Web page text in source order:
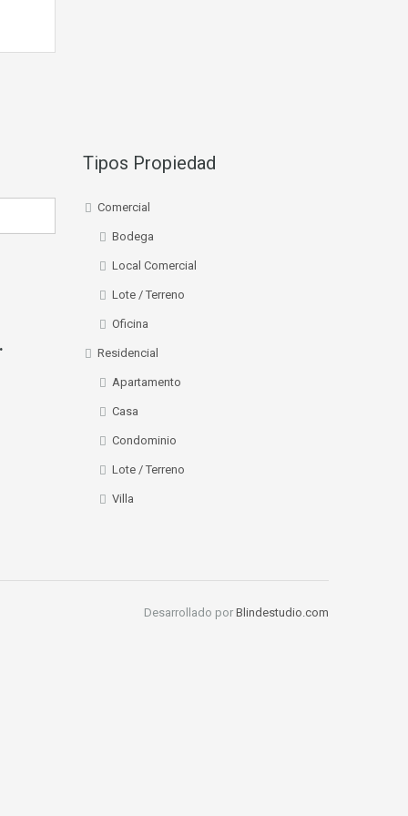
Tipos Propiedad
Comercial
Bodega
Local Comercial
Lote / Terreno
Oficina
Residencial
Apartamento
Casa
Condominio
Lote / Terreno
Villa
Desarrollado por Blindestudio.com